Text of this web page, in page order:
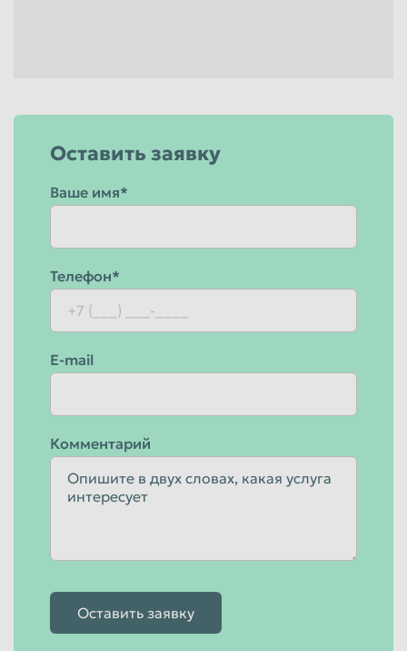
Оставить заявку
Ваше имя*
Телефон*
E-mail
Комментарий
Оставить заявку